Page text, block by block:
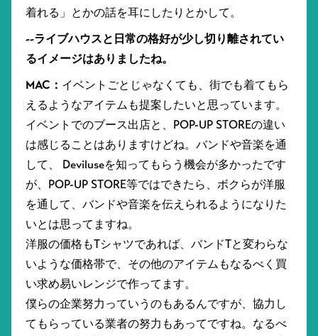
着れる」とかの話を耳にしたりとかして。
--ライブハウスと日常の格好が少し切り離されてい
るイメージはありましたね。
MAC： イベントごとじゃなくても、街でも着てもら
えるようなアイテムも提案したいと思っています。
イベントでのブース出店と、POP-UP STOREの違い
は感じることはありますけどね。バンドや音楽を通
して、 Deviluseを知ってもらう機会が多かったです
が、POP-UP STORE等ではできたら、ボクらが洋服
を通して、バンドや音楽を伝えられるようになりた
いとは思ってますね。
洋服の価格もTシャツであれば、バンドTと変わらな
いような価格帯で、その他のアイテムもなるべく買
い求め易いレンジで作ってます。
僕らの企業努力っていうのもあるんですが、協力し
てもらっている業者の努力もあってですね。なるべ